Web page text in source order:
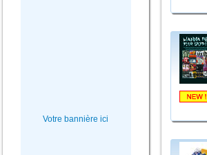
Votre bannière ici